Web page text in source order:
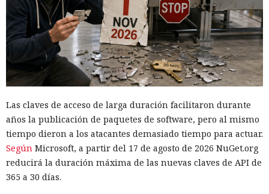
Las claves de acceso de larga duración facilitaron durante
años la publicación de paquetes de software, pero al mismo
tiempo dieron a los atacantes demasiado tiempo para actuar.
Según Microsoft, a partir del 17 de agosto de 2026 NuGet.org
reducirá la duración máxima de las nuevas claves de API de
365 a 30 días.